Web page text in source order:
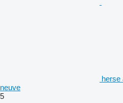
herse
neuve
5